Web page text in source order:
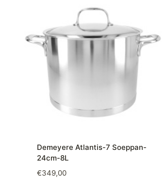
Demeyere Atlantis-7 Soeppan-
24cm-8L
€349,00